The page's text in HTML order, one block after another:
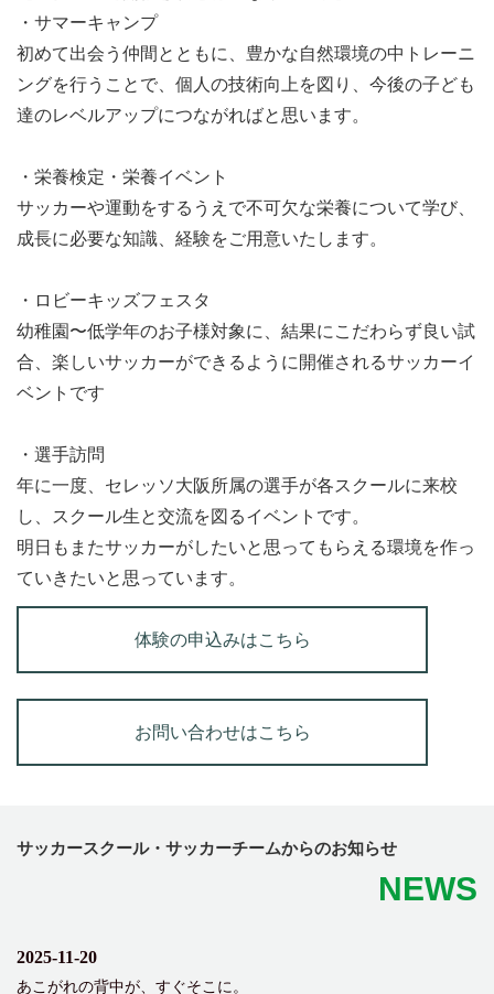
・サマーキャンプ
初めて出会う仲間とともに、豊かな自然環境の中トレーニ
ングを行うことで、個人の技術向上を図り、今後の子ども
達のレベルアップにつながればと思います。
・栄養検定・栄養イベント
サッカーや運動をするうえで不可欠な栄養について学び、
成長に必要な知識、経験をご用意いたします。
・ロビーキッズフェスタ
幼稚園〜低学年のお子様対象に、結果にこだわらず良い試
合、楽しいサッカーができるように開催されるサッカーイ
ベントです
・選手訪問
年に一度、セレッソ大阪所属の選手が各スクールに来校
し、スクール生と交流を図るイベントです。
明日もまたサッカーがしたいと思ってもらえる環境を作っ
ていきたいと思っています。
体験の申込みはこちら
お問い合わせはこちら
サッカースクール・サッカーチームからのお知らせ
NEWS
2025-11-20
あこがれの背中が、すぐそこに。